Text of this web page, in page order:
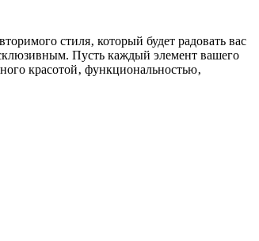
стиля‚ который будет радовать вас
Пусть каждый элемент вашего
красотой‚ функциональностью‚